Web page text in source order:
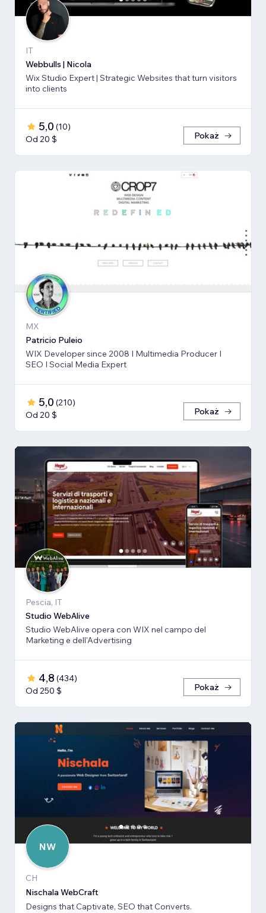
IT
Webbulls | Nicola
Wix Studio Expert | Strategic Websites that turn visitors
into clients
5,0 (10)
Od 20 $
Pokaż
MX
Patricio Puleio
WIX Developer since 2008 I Multimedia Producer I
SEO I Social Media Expert
5,0 (210)
Od 20 $
Pokaż
Pescia, IT
Studio WebAlive
Studio WebAlive opera con WIX nel campo del
Marketing e dell'Advertising
4,8 (434)
Od 250 $
Pokaż
NW
CH
Nischala WebCraft
Designs that Captivate, SEO that Converts.